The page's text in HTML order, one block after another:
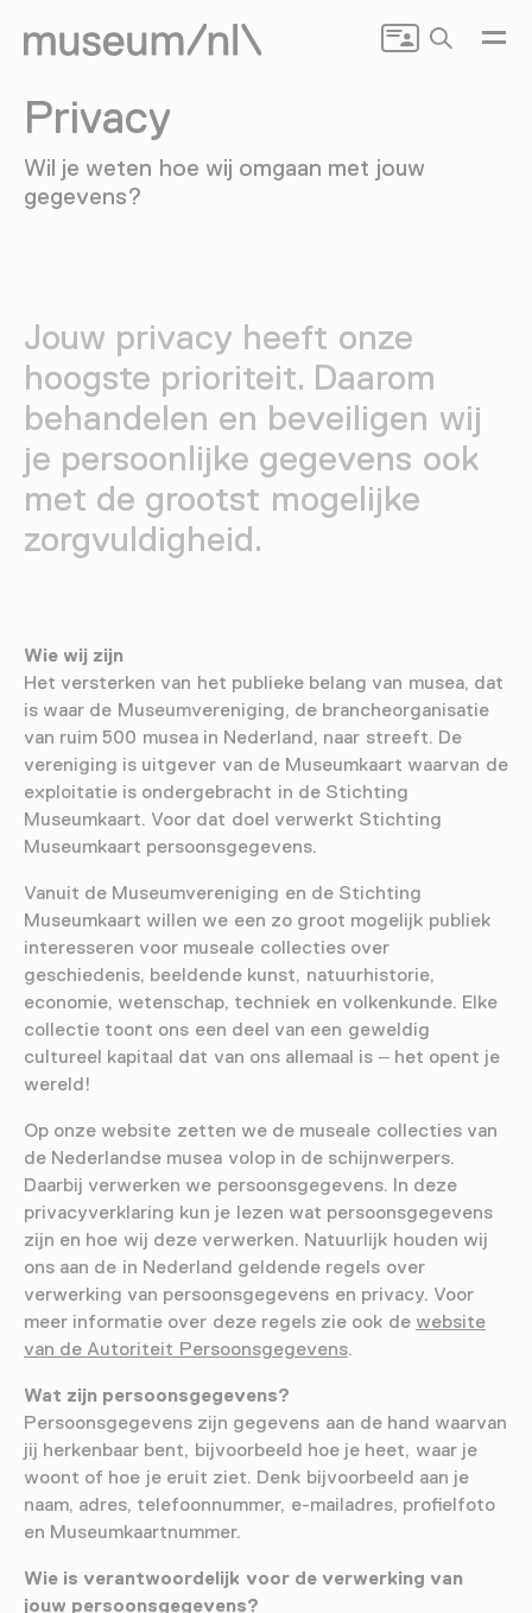
Zoeken
Privacy
Wil je weten hoe wij omgaan met jouw
gegevens?
Jouw privacy heeft onze
hoogste prioriteit. Daarom
behandelen en beveiligen wij
je persoonlijke gegevens ook
met de grootst mogelijke
zorgvuldigheid.
Wie wij zijn
Het versterken van het publieke belang van musea, dat
is waar de Museumvereniging, de brancheorganisatie
van ruim 500 musea in Nederland, naar streeft. De
vereniging is uitgever van de Museumkaart waarvan de
exploitatie is ondergebracht in de Stichting
Museumkaart. Voor dat doel verwerkt Stichting
Museumkaart persoonsgegevens.
Vanuit de Museumvereniging en de Stichting
Museumkaart willen we een zo groot mogelijk publiek
interesseren voor museale collecties over
geschiedenis, beeldende kunst, natuurhistorie,
economie, wetenschap, techniek en volkenkunde. Elke
collectie toont ons een deel van een geweldig
cultureel kapitaal dat van ons allemaal is – het opent je
wereld!
Op onze website zetten we de museale collecties van
de Nederlandse musea volop in de schijnwerpers.
Daarbij verwerken we persoonsgegevens. In deze
privacyverklaring kun je lezen wat persoonsgegevens
zijn en hoe wij deze verwerken. Natuurlijk houden wij
ons aan de in Nederland geldende regels over
verwerking van persoonsgegevens en privacy. Voor
meer informatie over deze regels zie ook de website
van de Autoriteit Persoonsgegevens.
Wat zijn persoonsgegevens?
Persoonsgegevens zijn gegevens aan de hand waarvan
jij herkenbaar bent, bijvoorbeeld hoe je heet, waar je
woont of hoe je eruit ziet. Denk bijvoorbeeld aan je
naam, adres, telefoonnummer, e-mailadres, profielfoto
en Museumkaartnummer.
Wie is verantwoordelijk voor de verwerking van
jouw persoonsgegevens?